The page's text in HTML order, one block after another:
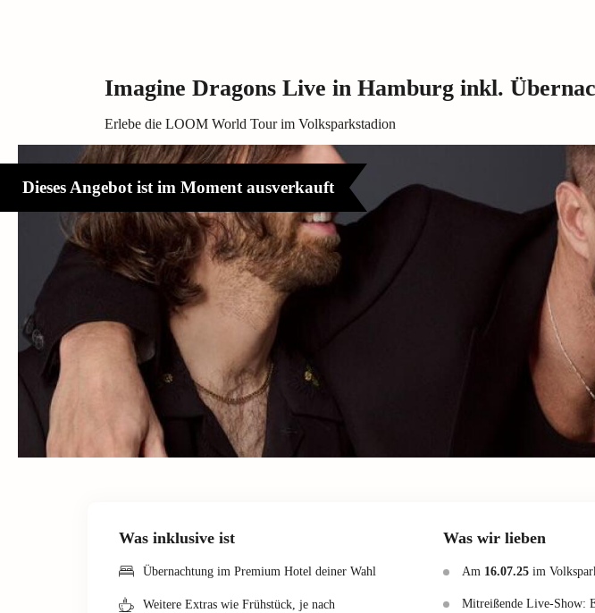
Imagine Dragons Live in Hamburg inkl.
Erlebe die LOOM World Tour im Volksparkstadion
Dieses Angebot ist im Moment ausverkauft
Was inklusive ist
Übernachtung im Premium Hotel deiner Wahl
Weitere Extras wie Frühstück, je nach
Was wir lieben
Am 16.07.25 im
Mitreißende Live-Show: